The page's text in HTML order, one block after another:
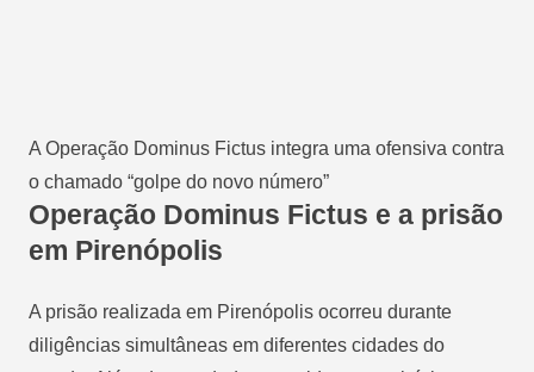
A Operação Dominus Fictus integra uma ofensiva contra
o chamado “golpe do novo número”
Operação Dominus Fictus e a prisão
em Pirenópolis
A prisão realizada em Pirenópolis ocorreu durante
diligências simultâneas em diferentes cidades do